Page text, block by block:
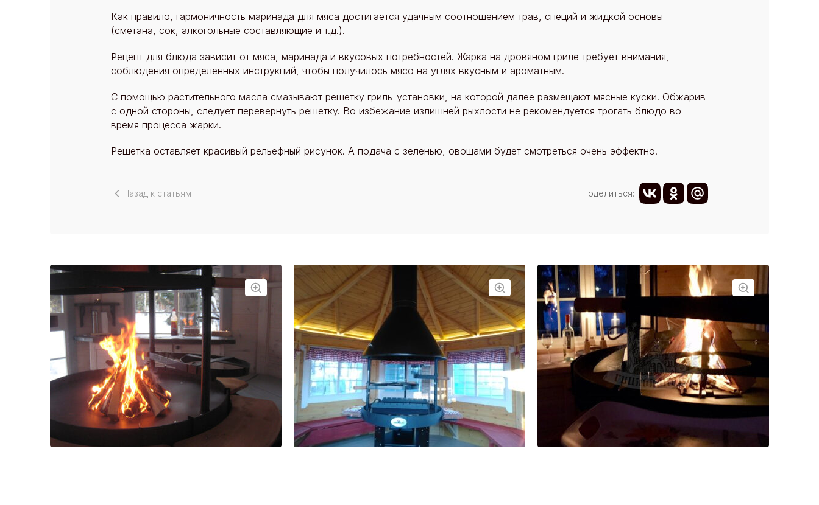
Как правило, гармоничность маринада для мяса достигается удачным соотношением трав, специй и жидкой основы
(сметана, сок, алкогольные составляющие и т.д.).
Рецепт для блюда зависит от мяса, маринада и вкусовых потребностей. Жарка на дровяном гриле требует внимания,
соблюдения определенных инструкций, чтобы получилось мясо на углях вкусным и ароматным.
С помощью растительного масла смазывают решетку гриль-установки, на которой далее размещают мясные куски. Обжарив
с одной стороны, следует перевернуть решетку. Во избежание излишней рыхлости не рекомендуется трогать блюдо во
время процесса жарки.
Решетка оставляет красивый рельефный рисунок. А подача с зеленью, овощами будет смотреться очень эффектно.
Назад к статьям Поделиться: